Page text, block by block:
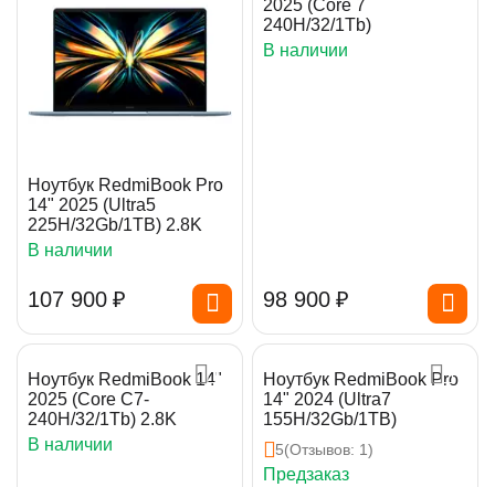
Ноутбук RedmiBook Pro
14" 2025 (Ultra5
225H/32Gb/1TB) 2.8K
В наличии
107 900 ₽
2025 (Core 7
240H/32/1Tb)
В наличии
98 900 ₽
Ноутбук RedmiBook 14"
2025 (Core C7-
240H/32/1Tb) 2.8K
В наличии
Ноутбук RedmiBook Pro
14" 2024 (Ultra7
155H/32Gb/1TB)
5(Отзывов: 1)
Предзаказ